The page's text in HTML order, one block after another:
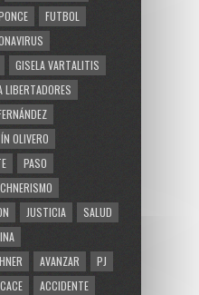
FUTBOL
GISELA VARTALITIS
LIBERTADORES
OLIVERO
PASO
JUSTICIA
SALUD
AVANZAR
PJ
ACCIDENTE